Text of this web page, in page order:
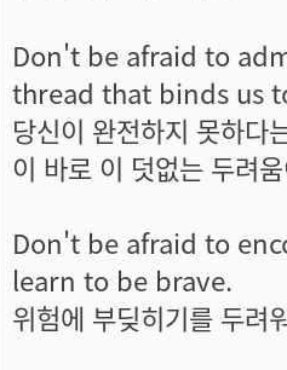
Don't be afraid to
thread that binds us
당신이 완전하지 못하다
이 바로 이 덧없는 두려
Don't be afraid to
learn to be brave.
위험에 부딪히기를 두려